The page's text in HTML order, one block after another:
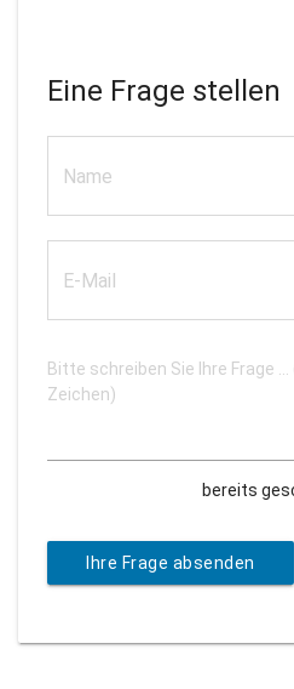
Eine Frage stellen
bereits
Ihre Frage absenden